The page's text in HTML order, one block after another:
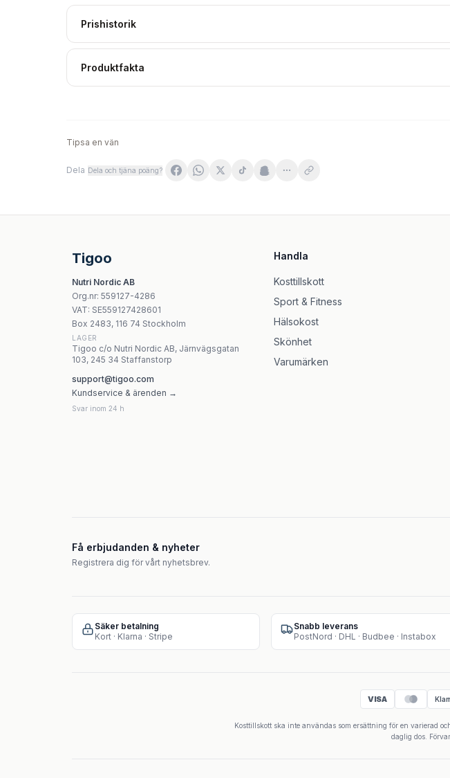
Prishistorik
Produktfakta
Tipsa en vän
Dela Dela och tjäna poäng?
Swanson Full Spectrum® Maca - 100 kapslar
Aura Herbals - Milk Thistle (80% Silymarin - 90 kapslar)
Hepatica Tulsi Extract Standardized - 90 kapslar
Vitaking - Echinacea Purpurea - 90 kapslar
Vitaking Omega-3 Liquid 150ml – Flytande fiskolja
Tigoo
Nutri Nordic AB
Org.nr: 559127-4286
VAT: SE559127428601
Box 2483, 116 74 Stockholm
LAGER
Tigoo c/o Nutri Nordic AB, Järnvägsgatan
103, 245 34 Staffanstorp
support@tigoo.com
Kundservice & ärenden →
Svar inom 24 h
Handla
Kosttillskott
Sport & Fitness
Hälsokost
Skönhet
Varumärken
Få erbjudanden & nyheter
Registrera dig för vårt nyhetsbrev.
Säker betalning
Kort · Klarna · Stripe
Snabb leverans
PostNord · DHL · Budbee · Instabox
VISA
Kosttillskott ska inte användas som ersättning för en varierad
daglig dos.